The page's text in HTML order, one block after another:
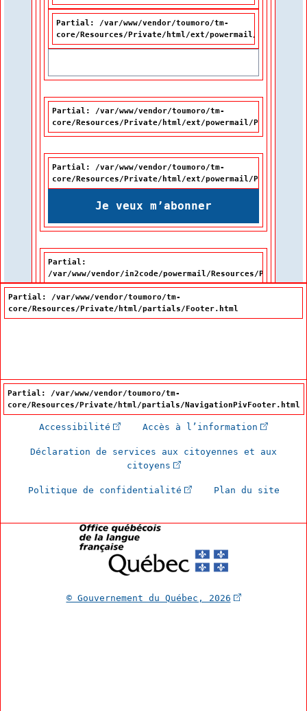
Partial: /var/www/vendor/toumoro/tm-
core/Resources/Private/html/ext/powermail/Partials/
Partial: /var/www/vendor/toumoro/tm-
core/Resources/Private/html/ext/powermail/Partials/
Partial: /var/www/vendor/toumoro/tm-
core/Resources/Private/html/ext/powermail/Partials/
Je veux m’abonner
Partial:
/var/www/vendor/in2code/powermail/Resources/Private/
Partial: /var/www/vendor/toumoro/tm-
core/Resources/Private/html/partials/Footer.html
Partial: /var/www/vendor/toumoro/tm-
core/Resources/Private/html/partials/NavigationPivFooter.html
Accessibilité (Cet hyperlien externe s'ouvrira
Accès à l’information (Cet
Déclaration de services aux citoyennes et aux
citoyens(Cet hyperlien externe
Politique de confidentialité(Cet hyperlien
Plan du site
© Gouvernement du Québec, 2026(Cet